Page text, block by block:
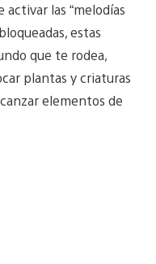
las “melodías
estas
que te rodea,
plantas y criaturas
elementos de